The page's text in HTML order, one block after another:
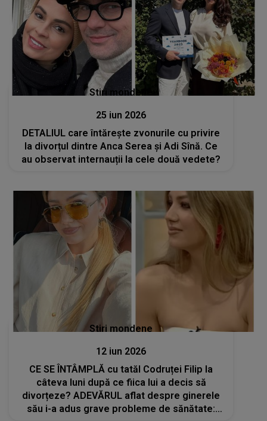
Stiri mondene
25 iun 2026
DETALIUL care întărește zvonurile cu privire
la divorțul dintre Anca Serea și Adi Sînă. Ce
au observat internauții la cele două vedete?
Stiri mondene
12 iun 2026
CE SE ÎNTÂMPLĂ cu tatăl Codruței Filip la
câteva luni după ce fiica lui a decis să
divorțeze? ADEVĂRUL aflat despre ginerele
său i-a adus grave probleme de sănătate: